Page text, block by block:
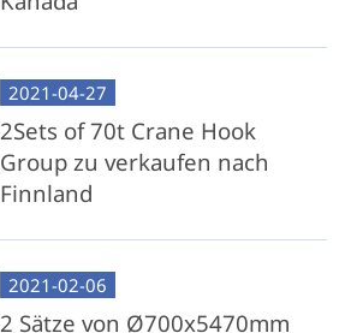
2021-04-27
2Sets of 70t Crane Hook
Group zu verkaufen nach
Finnland
2021-02-06
2 Sätze von Ø700x5470mm